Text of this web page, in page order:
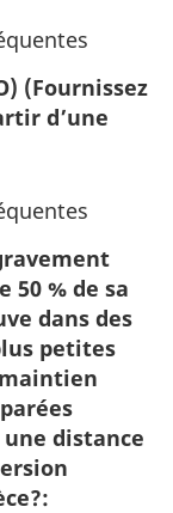
(Fournissez
d’une
50 % de sa
dans des
petites
distance